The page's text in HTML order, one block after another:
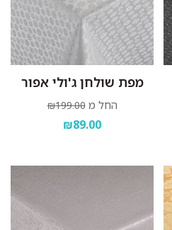
מפת שולחן ג'ולי אפור
החל מ ₪199.00
₪89.00